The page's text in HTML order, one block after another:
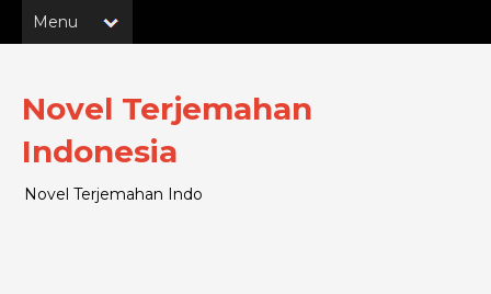
Novel Terjemahan
Indonesia
Novel Terjemahan Indo